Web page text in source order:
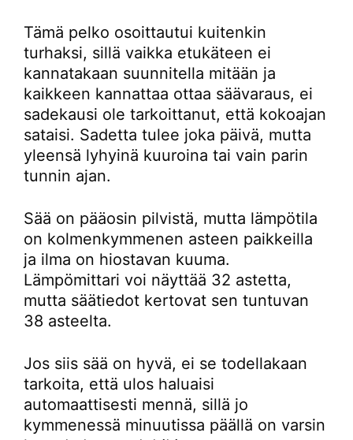
Tämä pelko osoittautui kuitenkin
turhaksi, sillä vaikka etukäteen ei
kannatakaan suunnitella mitään ja
kaikkeen kannattaa ottaa säävaraus, ei
sadekausi ole tarkoittanut, että kokoajan
sataisi. Sadetta tulee joka päivä, mutta
yleensä lyhyinä kuuroina tai vain parin
tunnin ajan.
Sää on pääosin pilvistä, mutta lämpötila
on kolmenkymmenen asteen paikkeilla
ja ilma on hiostavan kuuma.
Lämpömittari voi näyttää 32 astetta,
mutta säätiedot kertovat sen tuntuvan
38 asteelta.
Jos siis sää on hyvä, ei se todellakaan
tarkoita, että ulos haluaisi
automaattisesti mennä, sillä jo
kymmenessä minuutissa päällä on varsin